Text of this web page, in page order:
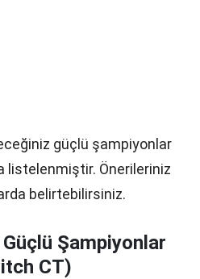
güçlü şampiyonlar
listelenmiştir. Önerileriniz
belirtebilirsiniz.
Güçlü Şampiyonlar
CT)